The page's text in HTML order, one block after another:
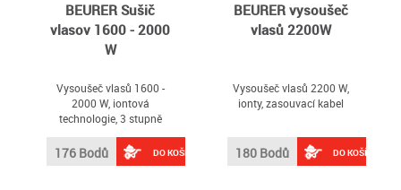
BEURER Sušič
vlasov 1600 - 2000
W
Vysoušeč vlasů 1600 -
2000 W, iontová
technologie, 3 stupně
studeného vzduchu, černá
barva, nízká hmotnost,
176 Bodů DO KOŠÍKU
BEURER vysoušeč
vlasů 2200W
Vysoušeč vlasů 2200 W,
ionty, zasouvací kabel
180 Bodů DO KOŠÍKU